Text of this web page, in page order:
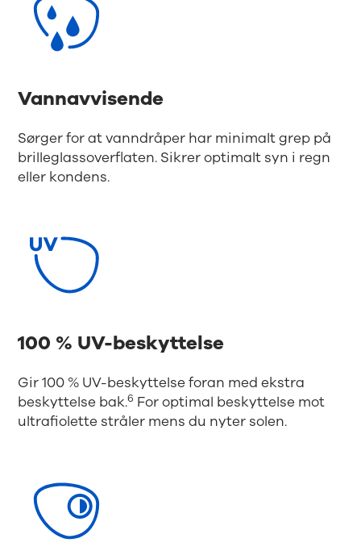
Vannavvisende
Sørger for at vanndråper har minimalt grep på
brilleglassoverflaten. Sikrer optimalt syn i regn
eller kondens.
100 % UV-beskyttelse
Gir 100 % UV-beskyttelse foran med ekstra
beskyttelse bak.6 For optimal beskyttelse mot
ultrafiolette stråler mens du nyter solen.